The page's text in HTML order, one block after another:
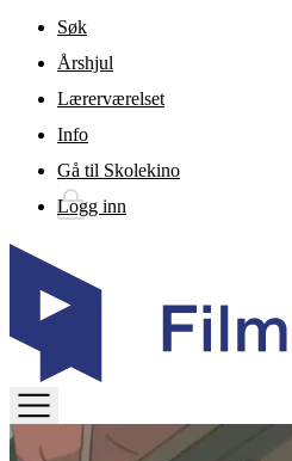
Gå til hovedinnhold
Søk
Årshjul
Lærerværelset
Info
Gå til Skolekino
Logg inn
TOGGLE
MENU